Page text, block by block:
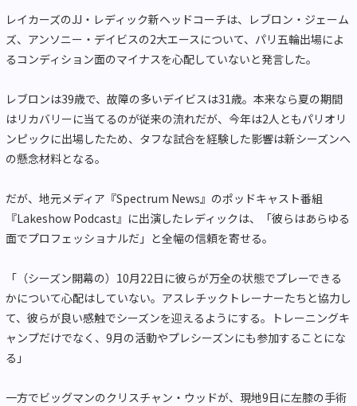
レイカーズのJJ・レディック新ヘッドコーチは、レブロン・ジェーム
ズ、アンソニー・デイビスの2大エースについて、パリ五輪出場によ
るコンディション面のマイナスを心配していないと発言した。
レブロンは39歳で、故障の多いデイビスは31歳。本来なら夏の期間
はリカバリーに当てるのが従来の流れだが、今年は2人ともパリオリ
ンピックに出場したため、タフな試合を経験した影響は新シーズンへ
の懸念材料となる。
だが、地元メディア『Spectrum News』のポッドキャスト番組
『Lakeshow Podcast』に出演したレディックは、「彼らはあらゆる
面でプロフェッショナルだ」と全幅の信頼を寄せる。
「（シーズン開幕の）10月22日に彼らが万全の状態でプレーできる
かについて心配はしていない。アスレチックトレーナーたちと協力し
て、彼らが良い感触でシーズンを迎えるようにする。トレーニングキ
ャンプだけでなく、9月の活動やプレシーズンにも参加することにな
る」
一方でビッグマンのクリスチャン・ウッドが、現地9日に左膝の手術